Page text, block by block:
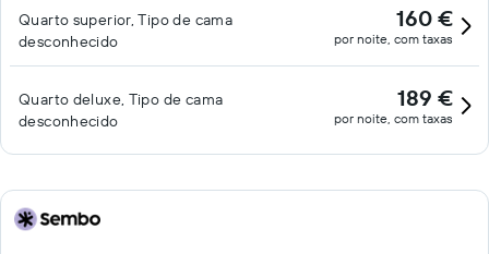
Quarto superior, Tipo de cama
desconhecido
160 €
por noite, com taxas
Quarto deluxe, Tipo de cama
desconhecido
189 €
por noite, com taxas